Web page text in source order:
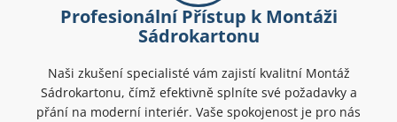
Profesionální Přístup k Montáži
Sádrokartonu
Naši zkušení specialisté vám zajistí kvalitní Montáž
Sádrokartonu, čímž efektivně splníte své požadavky a
přání na moderní interiér. Vaše spokojenost je pro nás